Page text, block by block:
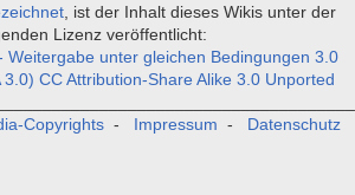
, ist der Inhalt dieses Wikis unter der
Lizenz veröffentlicht:
Weitergabe unter gleichen Bedingungen 3.0
3.0) CC Attribution-Share Alike 3.0 Unported
Copyrights - Impressum - Datenschutz